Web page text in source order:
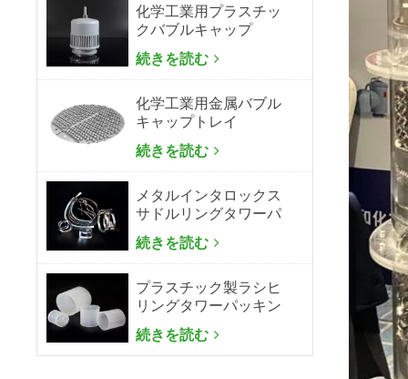
化学工業用プラスチッ
クバブルキャップ
続きを読む
化学工業用金属バブル
キャップトレイ
続きを読む
メタルインタロックス
サドルリングタワーパ
ッキン
続きを読む
プラスチック製ラシヒ
リングタワーパッキン
続きを読む